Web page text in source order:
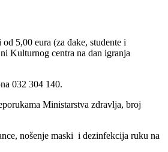
5,00 eura (za đake, studente i
Kulturnog centra na dan igranja
032 304 140.
Ministarstva zdravlja, broj
nošenje maski i dezinfekcija ruku na